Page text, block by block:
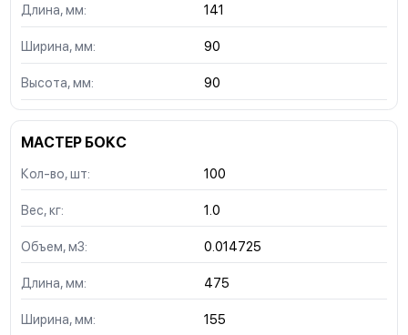
Длина, мм: 141
Ширина, мм: 90
Высота, мм: 90
МАСТЕР БОКС
Кол-во, шт: 100
Вес, кг: 1.0
Объем, м3: 0.014725
Длина, мм: 475
Ширина, мм: 155